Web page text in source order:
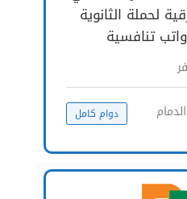
لحملة الثانوية
تنافسية
دوام كامل